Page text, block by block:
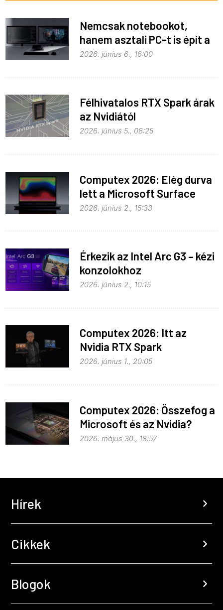
Nemcsak notebookot,
hanem asztali PC-t is épít a
Microsoft az RTX Spark köré
2026. június 6., 16:00
Félhivatalos RTX Spark árak
az Nvidiától
2026. június 5., 08:25
Computex 2026: Elég durva
lett a Microsoft Surface
Laptop Ultra
2026. június 2., 15:33
Érkezik az Intel Arc G3 – kézi
konzolokhoz
2026. június 2., 10:15
Computex 2026: Itt az
Nvidia RTX Spark
processzor
2026. június 1., 20:05
Computex 2026: Összefog a
Microsoft és az Nvidia?
2026. május 30., 18:57
Hírek chevron_right
Cikkek chevron_right
Blogok chevron_right